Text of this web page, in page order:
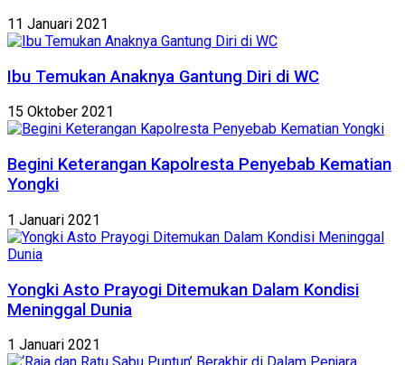
11 Januari 2021
Ibu Temukan Anaknya Gantung Diri di WC
15 Oktober 2021
Begini Keterangan Kapolresta Penyebab Kematian
Yongki
1 Januari 2021
Yongki Asto Prayogi Ditemukan Dalam Kondisi
Meninggal Dunia
1 Januari 2021